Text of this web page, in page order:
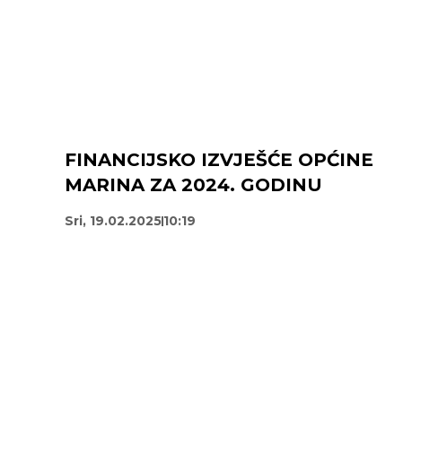
FINANCIJSKO IZVJEŠĆE OPĆINE
MARINA ZA 2024. GODINU
Sri, 19.02.202510:19